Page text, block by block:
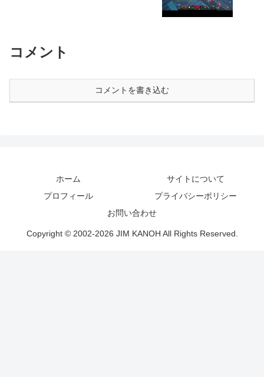
コメント
コメントを書き込む
ホーム
サイトについて
プロフィール
プライバシーポリシー
お問い合わせ
Copyright © 2002-2026 JIM KANOH All Rights Reserved.